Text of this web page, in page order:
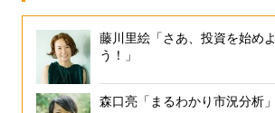
藤川里絵「さあ、投資を始めよ
う！」
森口亮「まるわかり市況分析」